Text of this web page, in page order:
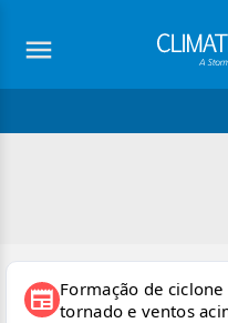
newspaper Formação de
tornado e ventos